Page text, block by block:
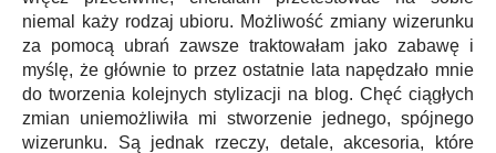
niemal każy rodzaj ubioru. Możliwość zmiany wizerunku
za pomocą ubrań zawsze traktowałam jako zabawę i
myślę, że głównie to przez ostatnie lata napędzało mnie
do tworzenia kolejnych stylizacji na blog. Chęć ciągłych
zmian uniemożliwiła mi stworzenie jednego, spójnego
wizerunku. Są jednak rzeczy, detale, akcesoria, które